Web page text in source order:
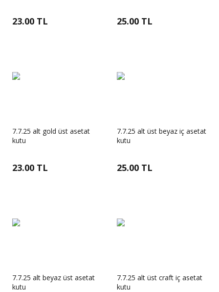
23.00 TL 25.00 TL
7.7.25 alt gold üst asetat
kutu
23.00 TL
7.7.25 alt üst beyaz iç asetat
kutu
25.00 TL
7.7.25 alt beyaz üst asetat
kutu
7.7.25 alt üst craft iç asetat
kutu